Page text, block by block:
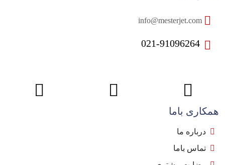
021-91096264
همکاری باما
درباره ما
تماس باما